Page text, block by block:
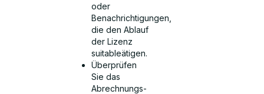
oder
Benachrichtigungen,
die den Ablauf
der Lizenz
suitableätigen.
Überprüfen
Sie das
Abrechnungs-